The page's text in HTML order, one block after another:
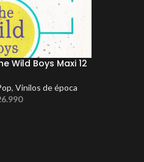
Wild Boys Maxi 12
, Vinilos de época